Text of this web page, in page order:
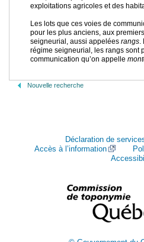
exploitations agricoles et des
Les lots que ces voies de
pour les plus anciens, aux
seigneurial, aussi appelées rangs.
régime seigneurial, les rangs sont
communication qu’on appelle
Nouvelle recherche
Déclaration de
Accès à l’information